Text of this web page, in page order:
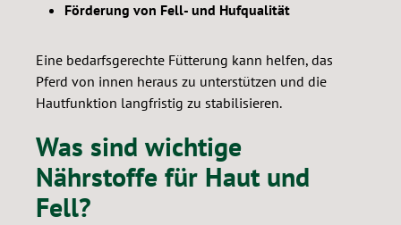
Förderung von Fell- und Hufqualität
Eine bedarfsgerechte Fütterung kann helfen, das
Pferd von innen heraus zu unterstützen und die
Hautfunktion langfristig zu stabilisieren.
Was sind wichtige
Nährstoffe für Haut und
Fell?